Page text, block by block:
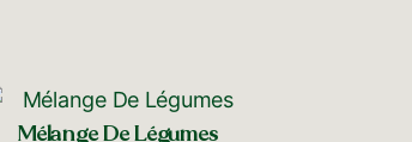
Mélange De Légumes